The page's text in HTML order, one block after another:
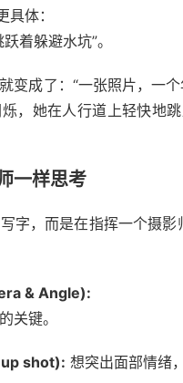
具体：
着躲避水坑”。
变成了：“一张照片，一
，她在人行道上轻快地
一样思考
字，而是在指挥一个摄
& Angle):
关键。
shot): 想突出面部情绪